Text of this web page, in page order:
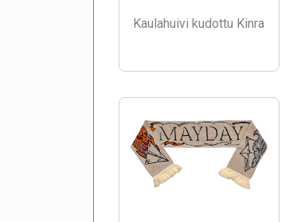
Kaulahuivi kudottu Kinra